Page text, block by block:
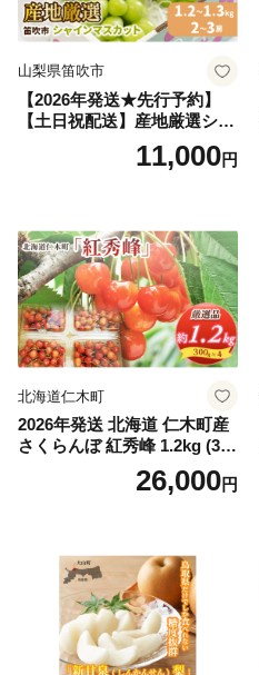
山梨県笛吹市
【2026年発送★先行予約】
【土日祝配送】産地厳選シャ
インマスカット1.2kg～1.3kg
（2房～3房）※沖縄・離島配
笛吹市 山梨県 フルーツ 果物
ぶどう 葡萄 大粒 シャインマ
スカット おすすめ シャイン
マスカット 贈答 ギフト 産地
笛吹市 シャインマスカット
笛吹 葡萄 国産 ぶどう 人気
国産 1.2kg 先行｜
11,000円
北海道仁木町
2026年発送 北海道 仁木町産
さくらんぼ 紅秀峰 1.2kg (300
g×4パック) Lサイズ以上 旬
桜桃 産地直送 サクランボ チ
26,000円